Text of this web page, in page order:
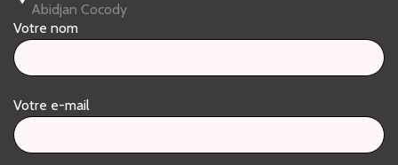
Abidjan Cocody
Votre nom
Votre e-mail